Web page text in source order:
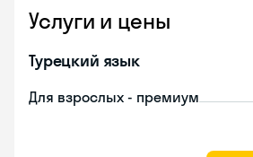
Услуги и цены
Турецкий язык
Для взрослых - премиум